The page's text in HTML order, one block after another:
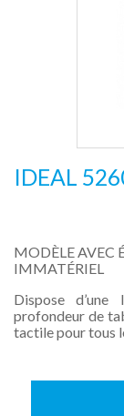
IDEAL
MODÈLE AVEC
IMMATÉRIEL
Dispose
profondeur de
tactile pour tous